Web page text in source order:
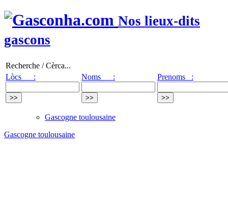
Nos lieux-dits
gascons
Recherche / Cèrca...
Lòcs :
Noms : Prenoms :
Gascogne toulousaine
Gascogne toulousaine